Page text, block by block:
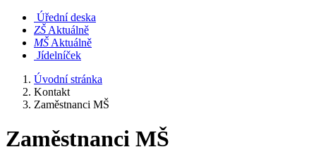
Úřední deska
​​ZŠ Aktuálně
​​MŠ Aktuálně
Jídelníček
Úvodní stránka
Kontakt
Zaměstnanci MŠ
Zaměstnanci MŠ